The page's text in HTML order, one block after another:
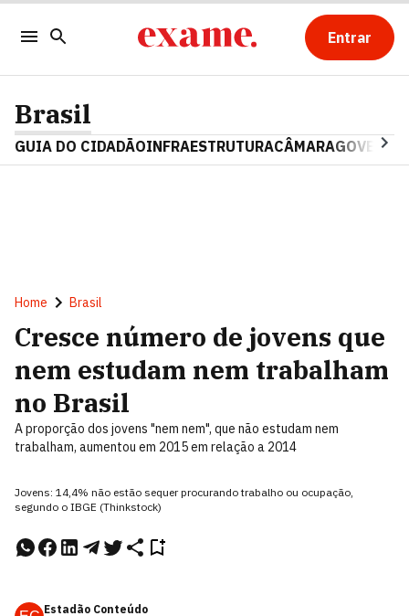
Entrar
Brasil
GUIA DO CIDADÃOINFRAESTRUTURACÂMARAGOVERNO
Home Brasil
Cresce número de jovens que
nem estudam nem trabalham
no Brasil
A proporção dos jovens "nem nem", que não estudam nem
trabalham, aumentou em 2015 em relação a 2014
Jovens: 14,4% não estão sequer procurando trabalho ou ocupação,
segundo o IBGE (Thinkstock)
Estadão Conteúdo